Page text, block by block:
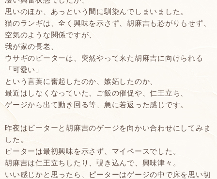
思いのほか、あっという間に馴染んでしまいました。
猫のランギは、全く興味を示さず、胡麻吉も恐がりもせず、
空気のような関係ですが、
我が家の長老、
ウサギのピーターは、突然やって来た胡麻吉に向けられる
「可愛い」
という言葉に奮起したのか、嫉妬したのか、
最近はしなくなっていた、ご飯の催促や、仁王立ち、
ゲージから出て動き回る等、急に若返った感じです。
昨夜はピーターと胡麻吉のゲージを向かい合わせにしてみま
した。
ピーターは最初興味を示さず、マイペースでした。
胡麻吉は仁王立ちしたり、覗き込んで、興味津々。
いい感じかと思ったら、ピーターはゲージの中で床を思い切